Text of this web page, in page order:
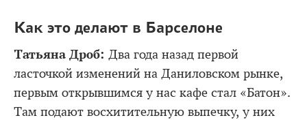
Как это делают в Барселоне
Татьяна Дроб: Два года назад первой
ласточкой изменений на Даниловском рынке,
первым открывшимся у нас кафе стал «Батон».
Там подают восхитительную выпечку, у них